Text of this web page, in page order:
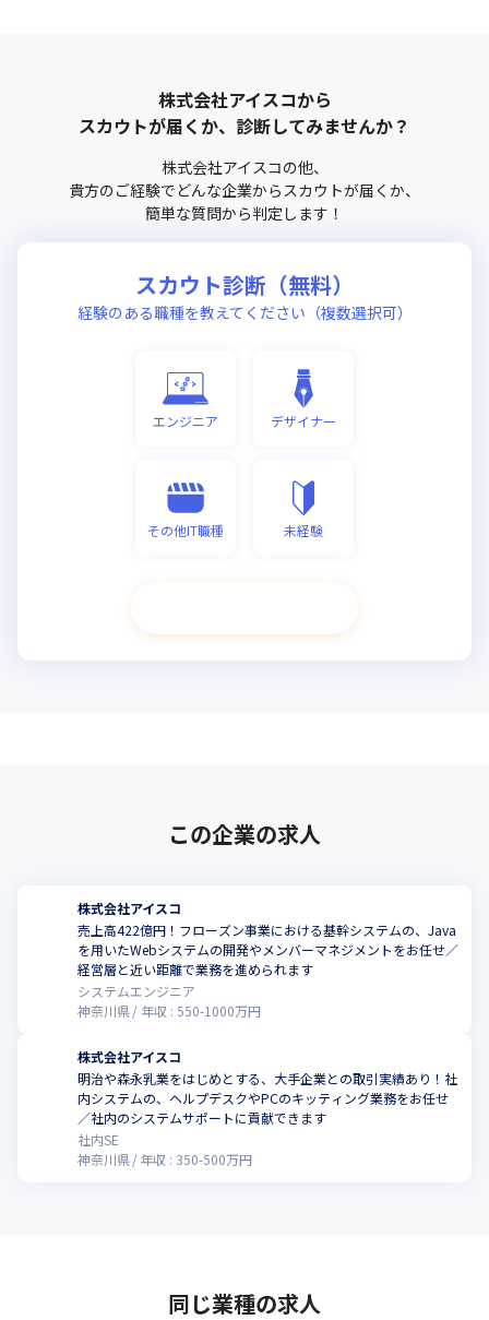
株式会社アイスコから
スカウトが届くか、診断してみませんか？
株式会社アイスコの他、
貴方のご経験でどんな企業からスカウトが届くか、
簡単な質問から判定します！
スカウト診断（無料）
経験のある職種を教えてください（複数選択可）
エンジニア デザイナー
その他IT職種 未経験
この企業の求人
株式会社アイスコ
売上高422億円！フローズン事業における基幹システムの、Java
を用いたWebシステムの開発やメンバーマネジメントをお任せ／
経営層と近い距離で業務を進められます
システムエンジニア
神奈川県
年収 : 550-1000万円
株式会社アイスコ
明治や森永乳業をはじめとする、大手企業との取引実績あり！社
内システムの、ヘルプデスクやPCのキッティング業務をお任せ
／社内のシステムサポートに貢献できます
社内SE
神奈川県
年収 : 350-500万円
同じ業種の求人